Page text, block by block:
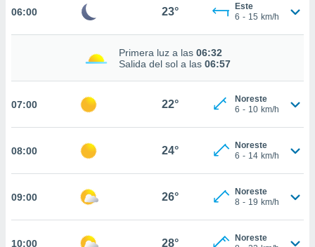
todas
nuestros
análisis
así como
en
CONTINUAR
06:00 23°
Este
6 - 15 km/h
Primera luz a las 06:32
Salida del sol a las 06:57
07:00 22°
Noreste
6 - 10 km/h
08:00 24°
Noreste
6 - 14 km/h
09:00 26°
Noreste
8 - 19 km/h
10:00 28°
Noreste